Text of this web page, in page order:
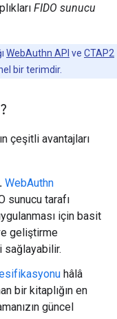
FIDO sunucu
WebAuthn API ve CTAP2
bir terimdir.
çeşitli avantajları
WebAuthn
sunucu tarafı
için basit
geliştirme
sağlayabilir.
hâlâ
bir kitaplığın en
güncel